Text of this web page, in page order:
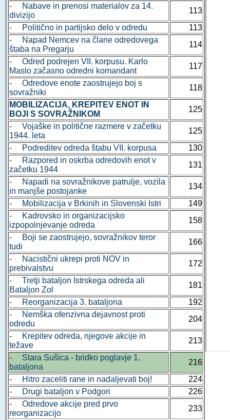
- Nabave in prenosi materialov za 14.
divizijo
113
- Politično in partijsko delo v odredu
113
- Napad Nemcev na člane odredovega
štaba na Pregarju
114
- Odred podrejen VII. korpusu. Karlo
Maslo začasno odredni komandant
117
- Odredove enote zaostrujejo boj s
sovražniki
118
MOBILIZACIJA, KREPITEV ENOT IN
BOJI S SOVRAŽNIKOM
125
- Vojaške in politične razmere v začetku
1944. leta
125
- Podreditev odreda štabu VII. korpusa
130
- Razpored in oskrba odredovih enot v
začetku 1944
131
- Napadi na sovražnikove patrulje, vozila
in manjše postojanke
134
- Mobilizacija v Brkinih in Slovenski Istri
149
- Kadrovsko in organizacijsko
izpopolnjevanje odreda
158
- Boji se zaostrujejo, sovražnikov teror
tudi
166
- Nacistični ukrepi proti NOV in
prebivalstvu
172
- Tretji bataljon Istrskega odreda ali
Bataljon Zol
181
- Reorganizacija 3. bataljona
192
- Nemška ofenzivna dejavnost proti
odredu
204
- Krepitev odreda, njegove akcije in
težave
213
- Stara Sušica - bridko poglavje 1.
bataljona
216
- Hitro zaceliti rane in nadaljevati boj!
224
- Drugi bataljon v Podgori
226
- Odredove akcije pred prvo
reorganizacijo
233